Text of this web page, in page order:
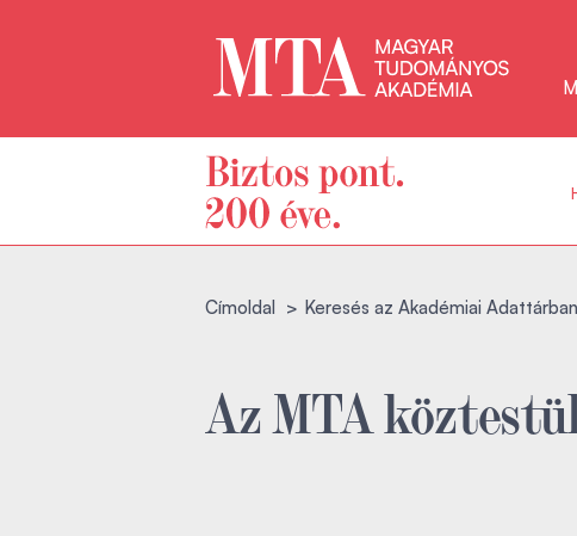
Címoldal Keresés az Akadémiai Adattárban
Az MTA